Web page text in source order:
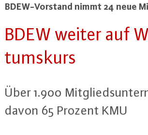
BDEW-Vor­stand nimmt 24 neue
BDEW weiter auf
tums­kurs
Über 1.900
davon 65 Prozent KMU